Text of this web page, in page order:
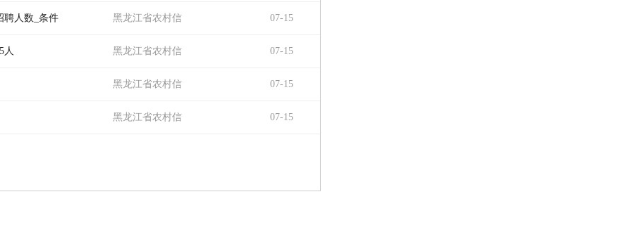
用社
聘人数_条件 黑龙江省农村信
用社
07-15
人 黑龙江省农村信
用社
07-15
黑龙江省农村信
用社
07-15
黑龙江省农村信 07-15